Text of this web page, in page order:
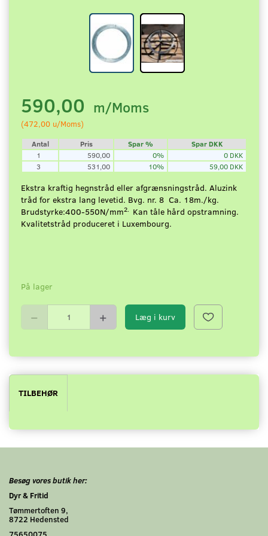
590,00 m/Moms
(472,00 u/Moms)
Antal Pris Spar %
Spar DKK
1
590,00 0%
0 DKK
3
531,00 10% 59,00 DKK
Ekstra kraftig hegnstråd eller afgrænsningstråd. Aluzink
tråd for ekstra lang levetid. Bvg. nr. 8 Ca. 18m./kg.
Brudstyrke:400-550N/mm2. Kan tåle hård opstramning.
Kvalitetstråd produceret i Luxembourg.
På lager
Læg i kurv
TILBEHØR
Besøg vores butik her:
Dyr & Fritid
Tømmertoften 9,
8722 Hedensted
75650075